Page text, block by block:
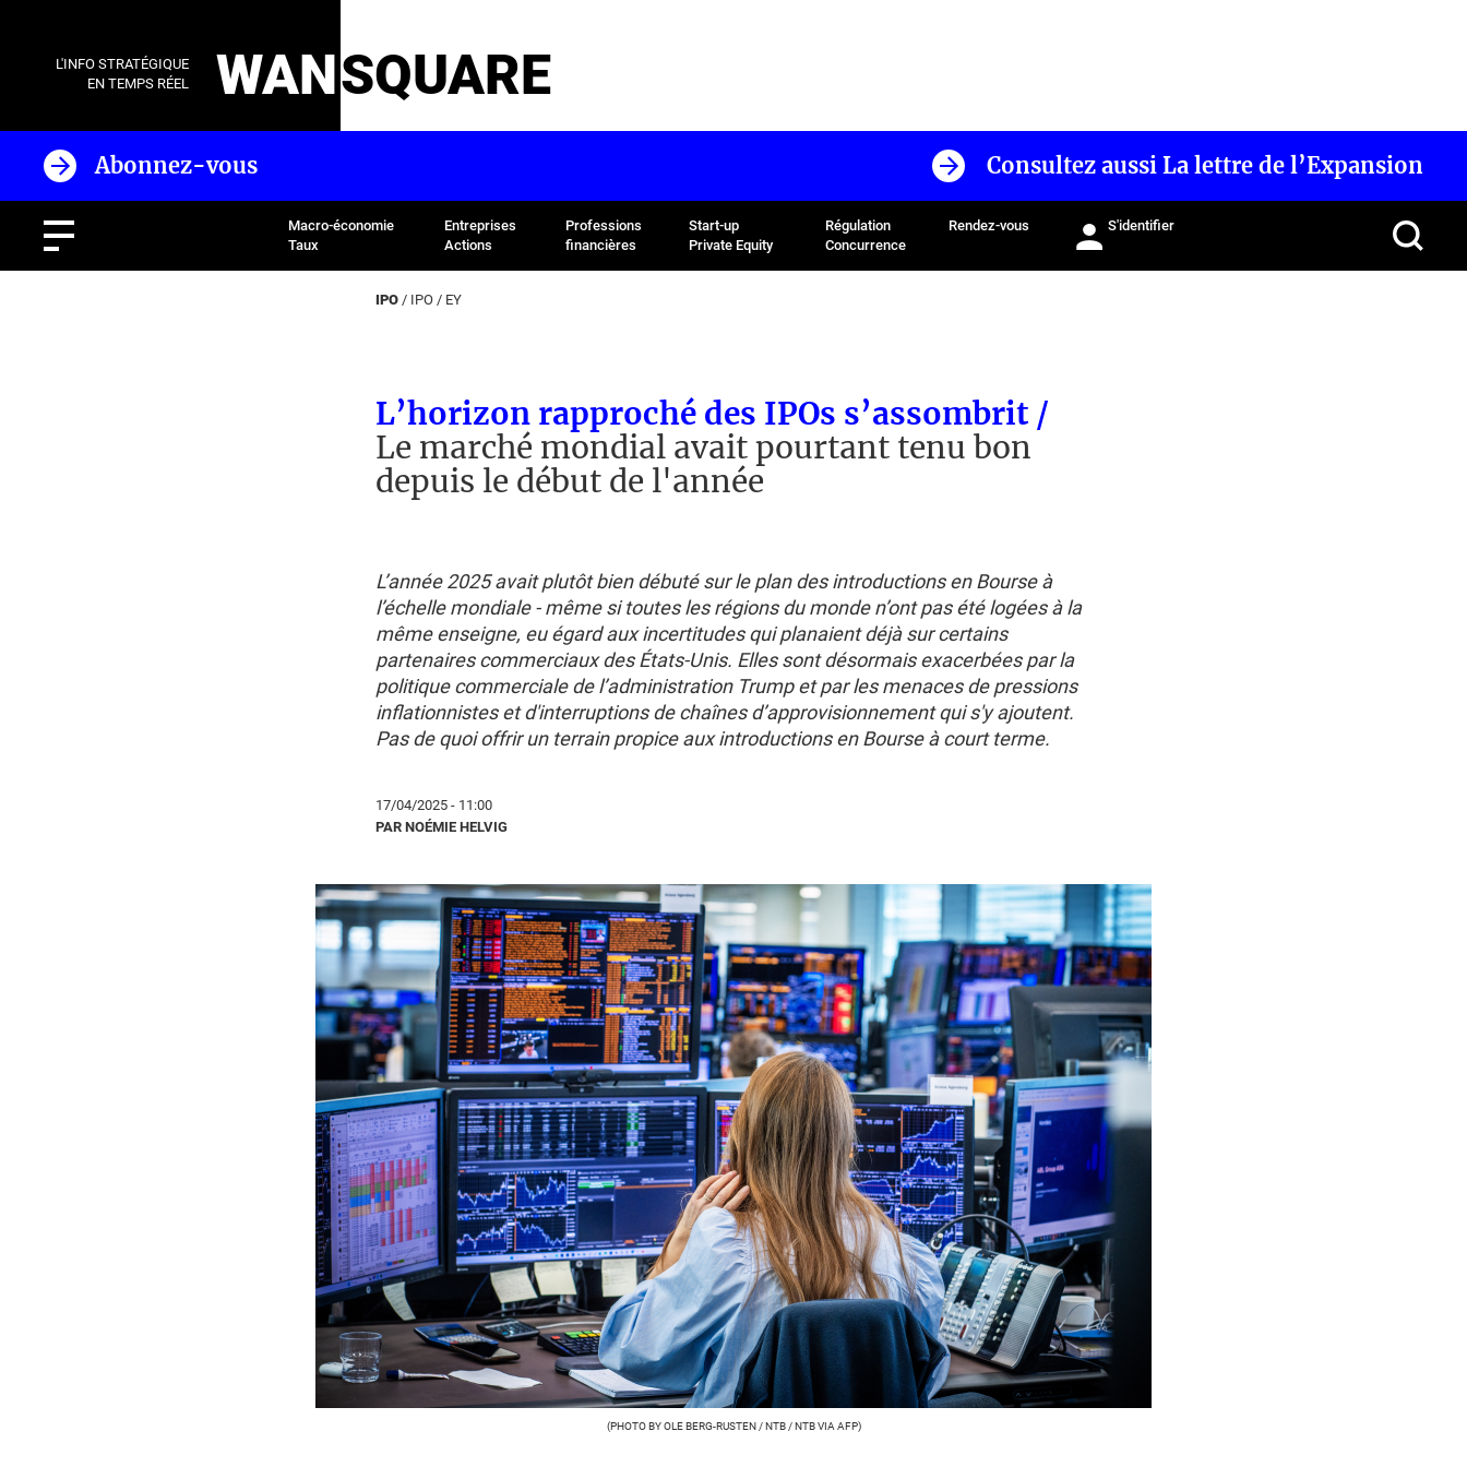
L'INFO STRATÉGIQUE
EN TEMPS RÉEL
WANSQUARE
Abonnez-vous Consultez aussi La lettre de l’Expansion
Macro-économie
Taux
Entreprises
Actions
Professions
financières
Start-up
Private Equity
Régulation
Concurrence
Rendez-vous S'identifier
IPO / IPO / EY
L’horizon rapproché des IPOs s’assombrit /
Le marché mondial avait pourtant tenu bon
depuis le début de l'année
L’année 2025 avait plutôt bien débuté sur le plan des introductions en Bourse à
l’échelle mondiale - même si toutes les régions du monde n’ont pas été logées à la
même enseigne, eu égard aux incertitudes qui planaient déjà sur certains
partenaires commerciaux des États-Unis. Elles sont désormais exacerbées par la
politique commerciale de l’administration Trump et par les menaces de pressions
inflationnistes et d'interruptions de chaînes d’approvisionnement qui s'y ajoutent.
Pas de quoi offrir un terrain propice aux introductions en Bourse à court terme.
17/04/2025 - 11:00
PAR NOÉMIE HELVIG
(PHOTO BY OLE BERG-RUSTEN / NTB / NTB VIA AFP)